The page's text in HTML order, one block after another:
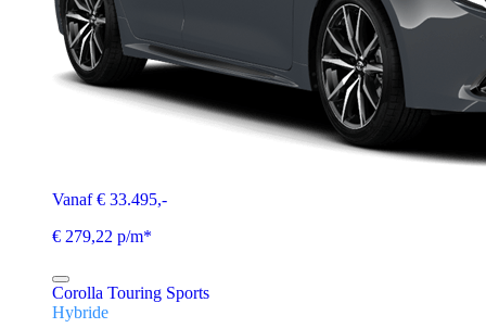
Vanaf € 33.495,-
€ 279,22 p/m*
Corolla Touring Sports
Hybride